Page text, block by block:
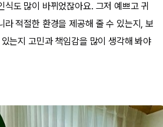
식도 많이 바뀌었잖아요. 그저 예쁘고 귀
라 적절한 환경을 제공해 줄 수 있는지, 보
는지 고민과 책임감을 많이 생각해 봐야